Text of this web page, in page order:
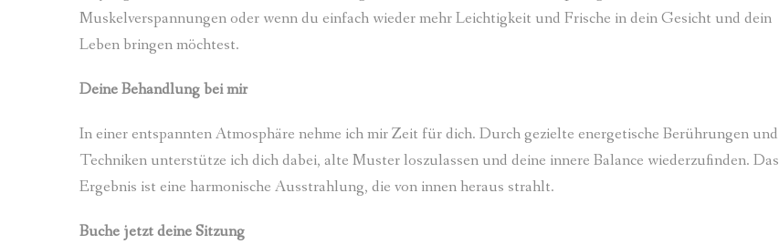
Muskelverspannungen oder wenn du einfach wieder mehr Leichtigkeit und Frische in dein Gesicht und dein
Leben bringen möchtest.
Deine Behandlung bei mir
In einer entspannten Atmosphäre nehme ich mir Zeit für dich. Durch gezielte energetische Berührungen und
Techniken unterstütze ich dich dabei, alte Muster loszulassen und deine innere Balance wiederzufinden. Das
Ergebnis ist eine harmonische Ausstrahlung, die von innen heraus strahlt.
Buche jetzt deine Sitzung